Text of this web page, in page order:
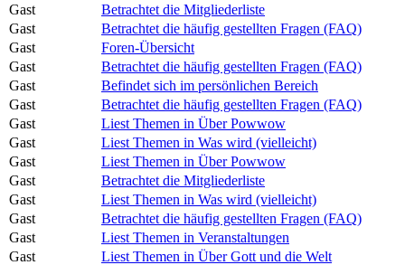
Gast
Betrachtet die Mitgliederliste
Gast
Betrachtet die häufig gestellten Fragen (FAQ)
Gast
Foren-Übersicht
Gast
Betrachtet die häufig gestellten Fragen (FAQ)
Gast
Befindet sich im persönlichen Bereich
Gast
Betrachtet die häufig gestellten Fragen (FAQ)
Gast
Liest Themen in Über Powwow
Gast
Liest Themen in Was wird (vielleicht)
Gast
Liest Themen in Über Powwow
Gast
Betrachtet die Mitgliederliste
Gast
Liest Themen in Was wird (vielleicht)
Gast
Betrachtet die häufig gestellten Fragen (FAQ)
Gast
Liest Themen in Veranstaltungen
Gast
Liest Themen in Über Gott und die Welt